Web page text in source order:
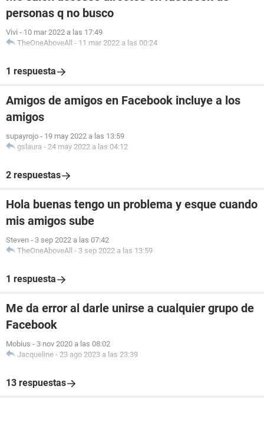
personas q no busco
Vivi - 10 mar 2022 a las 17:49
TheOneAboveAll - 11 mar 2022 a las 00:24
1 respuesta
Amigos de amigos en Facebook incluye a los
amigos
supayrojo - 19 may 2022 a las 13:59
gslaura - 24 may 2022 a las 04:12
2 respuestas
Hola buenas tengo un problema y esque cuando
mis amigos sube
Steven - 3 sep 2022 a las 07:42
TheOneAboveAll - 3 sep 2022 a las 13:59
1 respuesta
Me da error al darle unirse a cualquier grupo de
Facebook
Mobius - 3 nov 2020 a las 08:02
Jacqueline - 23 ago 2023 a las 23:39
13 respuestas